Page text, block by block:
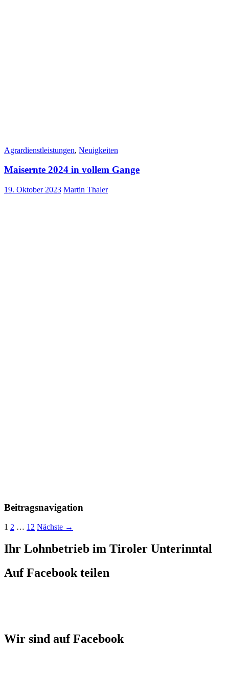
Agrardienstleistungen, Neuigkeiten
Maisernte 2024 in vollem Gange
19. Oktober 2023 Martin Thaler
Beitragsnavigation
1 2 … 12 Nächste →
Ihr Lohnbetrieb im Tiroler Unterinntal
Auf Facebook teilen
Wir sind auf Facebook